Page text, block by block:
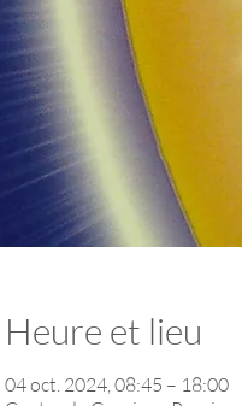
Heure et lieu
04 oct. 2024, 08:45 – 18:00